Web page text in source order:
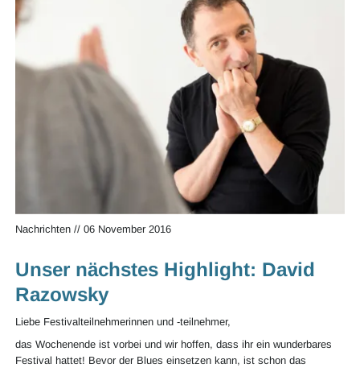
Nachrichten// 06 November 2016
Unser nächstes Highlight: David
Razowsky
Liebe Festivalteilnehmerinnen und -teilnehmer,
das Wochenende ist vorbei und wir hoffen, dass ihr ein wunderbares
Festival hattet! Bevor der Blues einsetzen kann, ist schon das